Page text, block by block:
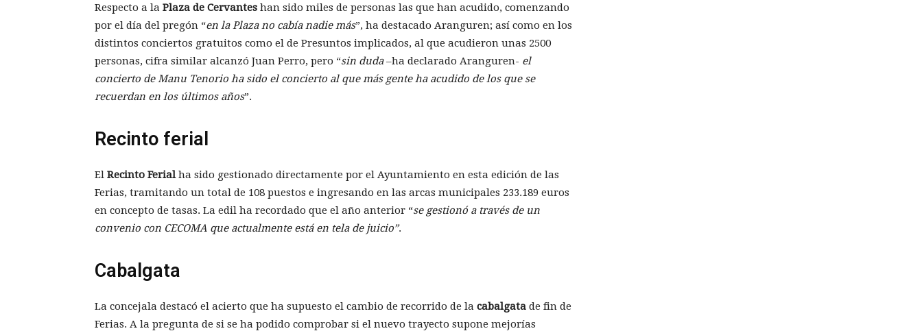
Respecto a la Plaza de Cervantes han sido miles de personas las que han acudido, comenzando
por el día del pregón “en la Plaza no cabía nadie más”, ha destacado Aranguren; así como en los
distintos conciertos gratuitos como el de Presuntos implicados, al que acudieron unas 2500
personas, cifra similar alcanzó Juan Perro, pero “sin duda–ha declarado Aranguren- el
concierto de Manu Tenorio ha sido el concierto al que más gente ha acudido de los que se
recuerdan en los últimos años”.
Recinto ferial
El Recinto Ferial ha sido gestionado directamente por el Ayuntamiento en esta edición de las
Ferias, tramitando un total de 108 puestos e ingresando en las arcas municipales 233.189 euros
en concepto de tasas. La edil ha recordado que el año anterior “se gestionó a través de un
convenio con CECOMA que actualmente está en tela de juicio”.
Cabalgata
La concejala destacó el acierto que ha supuesto el cambio de recorrido de la cabalgata de fin de
Ferias. A la pregunta de si se ha podido comprobar si el nuevo trayecto supone mejorías